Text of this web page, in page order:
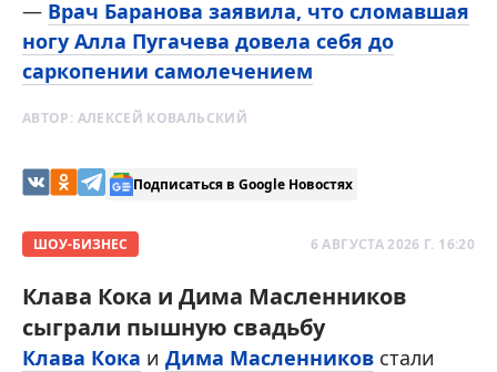
— Врач Баранова заявила, что сломавшая
ногу Алла Пугачева довела себя до
саркопении самолечением
АВТОР: АЛЕКСЕЙ КОВАЛЬСКИЙ
Подписаться в Google Новостях
ШОУ-БИЗНЕС 6 АВГУСТА 2026 Г. 16:20
Клава Кока и Дима Масленников
сыграли пышную свадьбу
Клава Кока и Дима Масленников стали